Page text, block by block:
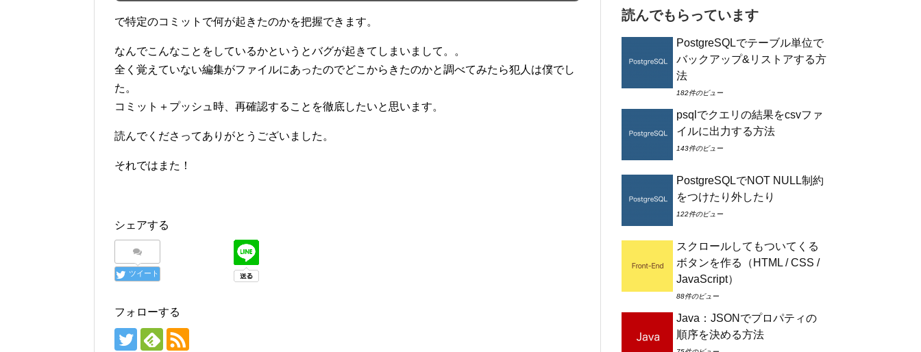
で特定のコミットで何が起きたのかを把握できます。
なんでこんなことをしているかというとバグが起きてしまいまして。。
全く覚えていない編集がファイルにあったのでどこからきたのかと調べてみたら犯人は僕でし
た。
コミット＋プッシュ時、再確認することを徹底したいと思います。
読んでくださってありがとうございました。
それではまた！
シェアする
ツイート
フォローする
読んでもらっています
PostgreSQLでテーブル単位で
バックアップ&リストアする方
法
182件のビュー
psqlでクエリの結果をcsvファ
イルに出力する方法
143件のビュー
PostgreSQLでNOT NULL制約
をつけたり外したり
122件のビュー
スクロールしてもついてくる
ボタンを作る（HTML / CSS /
JavaScript）
88件のビュー
Java：JSONでプロパティの
順序を決める方法